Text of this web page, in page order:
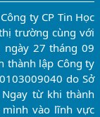
ty CP Tin Học
trường cùng với
ngày 27 tháng 09
thành lập Công ty
do Sở
từ khi thành
vào lĩnh vực